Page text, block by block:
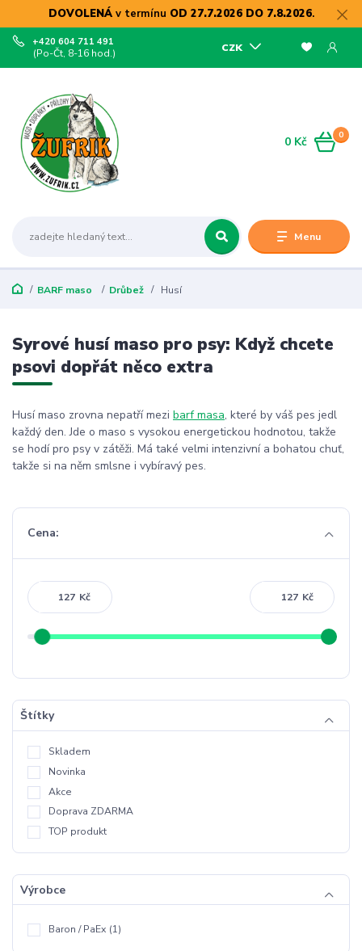
DOVOLENÁv termínu OD 27.7.2026 DO 7.8.2026.
Menu
CZK
+420 604 711 491
(Po-Čt, 8-16 hod.)
0
0 Kč
BARF maso Drůbež Husí
Syrové husí maso pro psy: Když chcete
psovi dopřát něco extra
Husí maso zrovna nepatří mezi barf masa, které by váš pes jedl
každý den. Jde o maso s vysokou energetickou hodnotou, takže
se hodí pro psy v zátěži. Má také velmi intenzivní a bohatou chuť,
takže si na něm smlsne i vybíravý pes.
Cena:
Kč Kč
Štítky
Skladem
Novinka
Akce
Doprava ZDARMA
TOP produkt
Výrobce
Baron / PaEx (1)